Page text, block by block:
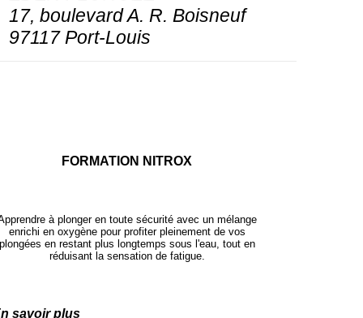
17, boulevard A. R. Boisneuf
97117 Port-Louis
FORMATION NITROX
à plonger en toute sécurité avec un mélange
enrichi en oxygène pour profiter pleinement de vos
en restant plus longtemps sous l'eau, tout en
réduisant la sensation de fatigue.
savoir plus